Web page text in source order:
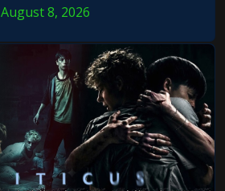
August 8, 2026